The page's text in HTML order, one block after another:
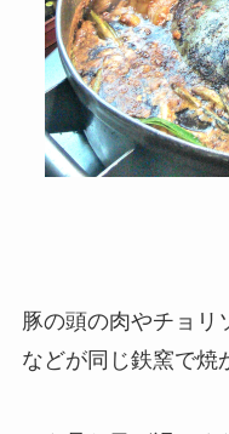
豚の頭の肉やチョリ
などが同じ鉄窯で焼